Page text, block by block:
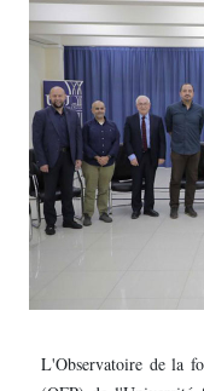
L'Observatoire de la